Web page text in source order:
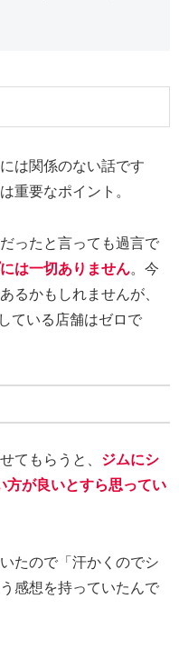
は関係のない話です
重要なポイント。
ったと言っても過言で
は一切ありません。今
るかもしれませんが、
ている店舗はゼロで
てもらうと、 ジムにシ
方が良いとすら思ってい
たので「汗かくのでシ
感想を持っていたんで